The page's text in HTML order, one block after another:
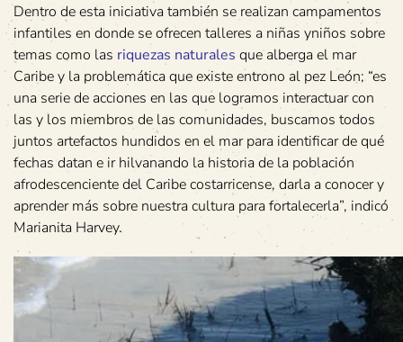
Dentro de esta iniciativa también se realizan campamentos
infantiles en donde se ofrecen talleres a niñas yniños sobre
temas como las riquezas naturales que alberga el mar
Caribe y la problemática que existe entrono al pez León; “es
una serie de acciones en las que logramos interactuar con
las y los miembros de las comunidades, buscamos todos
juntos artefactos hundidos en el mar para identificar de qué
fechas datan e ir hilvanando la historia de la población
afrodescenciente del Caribe costarricense, darla a conocer y
aprender más sobre nuestra cultura para fortalecerla”, indicó
Marianita Harvey.